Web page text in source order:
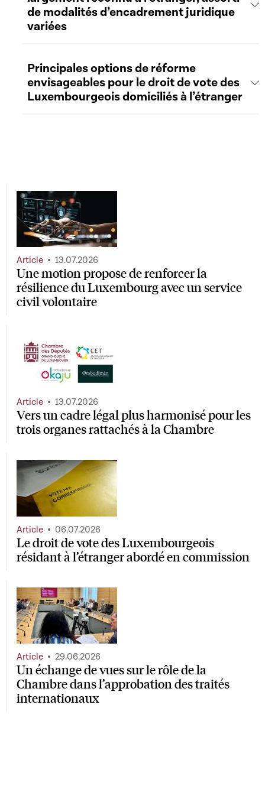
de modalités d’encadrement juridique
variées
Principales options de réforme
envisageables pour le droit de vote des
Luxembourgeois domiciliés à l’étranger
Une motion propose de renforcer la
résilience du Luxembourg avec un service
civil volontaire
Article 13.07.2026
Vers un cadre légal plus harmonisé pour les
trois organes rattachés à la Chambre
Article 13.07.2026
Le droit de vote des Luxembourgeois
résidant à l’étranger abordé en commission
Article 06.07.2026
Un échange de vues sur le rôle de la
Chambre dans l’approbation des traités
internationaux
Article 29.06.2026